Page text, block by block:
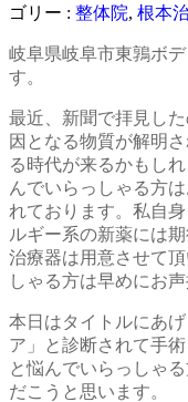
ゴリー : 整体院, 根本
岐阜県岐阜市東鶉ボ
す。
最近、新聞で拝見し
因となる物質が解明
る時代が来るかもし
んでいらっしゃる方
れております。私自
ルギー系の新薬には
治療器は用意させて
しゃる方は早めにお
本日はタイトルにあ
ア」と診断されて手
と悩んでいらっしゃ
だこうと思います。